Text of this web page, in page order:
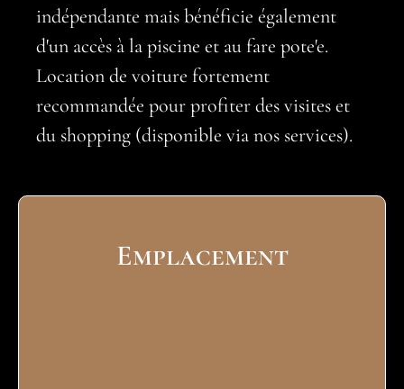
indépendante mais bénéficie également
d'un accès à la piscine et au fare pote'e.
Location de voiture fortement
recommandée pour profiter des visites et
du shopping (disponible via nos services).
Emplacement